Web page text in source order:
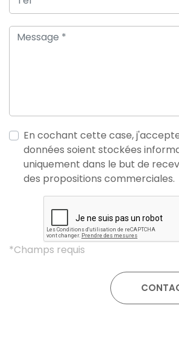
En cochant cette case,
données soient stockées
uniquement dans le but de
des propositions commerciales.
*Champs requis